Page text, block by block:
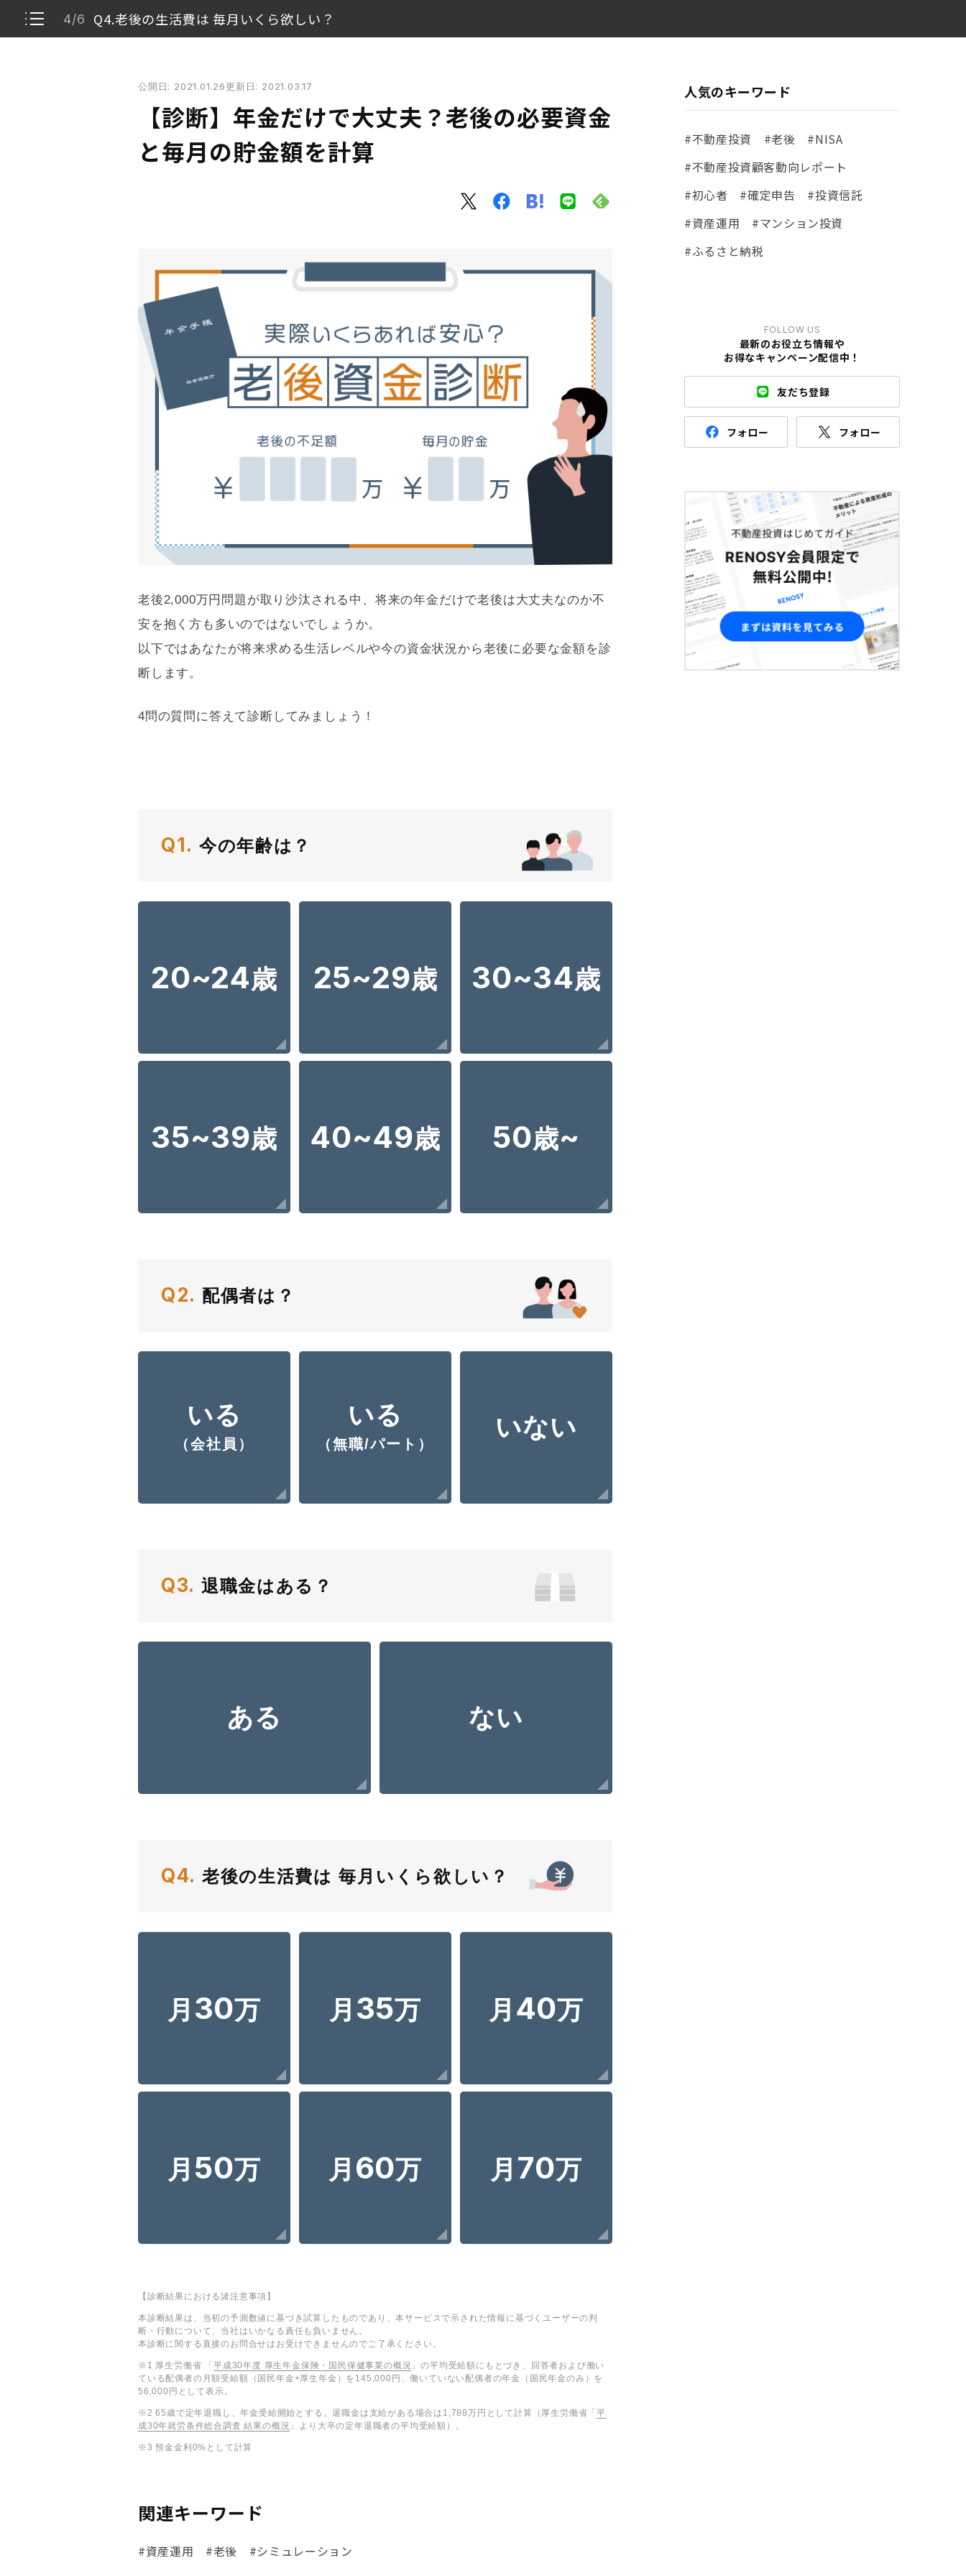
4/6 Q4.老後の生活費は 毎月いくら欲しい？
公開日: 2021.01.26更新日: 2021.03.17
【診断】年金だけで大丈夫？老後の必要資金
と毎月の貯金額を計算
老後2,000万円問題が取り沙汰される中、将来の年金だけで老後は大丈夫なのか不
安を抱く方も多いのではないでしょうか。
以下ではあなたが将来求める生活レベルや今の資金状況から老後に必要な金額を診
断します。
4問の質問に答えて診断してみましょう！
Q1. 今の年齢は？
20~24歳 25~29歳 30~34歳
35~39歳 40~49歳 50歳~
Q2. 配偶者は？
いる
（会社員）
いる
（無職/パート）
いない
Q3. 退職金はある？
ある ない
Q4. 老後の生活費は 毎月いくら欲しい？
月 30万 月 35万 月 40万
月 50万 月 60万 月 70万
【診断結果における諸注意事項】
本診断結果は、当初の予測数値に基づき試算したものであり、本サービスで示された情報に基づくユーザーの判
断・行動について、当社はいかなる責任も負いません。
本診断に関する直接のお問合せはお受けできませんのでご了承ください。
※1 厚生労働省 「平成30年度 厚生年金保険・国民保健事業の概況 」の平均受給額にもとづき、回答者および働い
ている配偶者の月額受給額（国民年金+厚生年金）を145,000円、働いていない配偶者の年金（国民年金のみ）を
56,000円として表示。
※2 65歳で定年退職し、年金受給開始とする。退職金は支給がある場合は1,788万円として計算（厚生労働省「平
成30年就労条件総合調査 結果の概況 」より大卒の定年退職者の平均受給額）。
※3 預金金利0%として計算
関連キーワード
#資産運用 #老後 #シミュレーション
人気のキーワード
#不動産投資 #老後
#NISA
#不動産投資顧客動向レポート
#初心者
#確定申告
#投資信託
#資産運用
#マンション投資
#ふるさと納税
FOLLOW US
最新のお役立ち情報や
お得なキャンペーン配信中！
友だち登録
フォロー フォロー